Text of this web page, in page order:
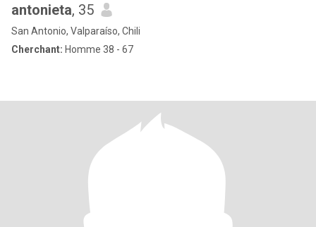
antonieta, 35
San Antonio, Valparaíso, Chili
Cherchant: Homme 38 - 67